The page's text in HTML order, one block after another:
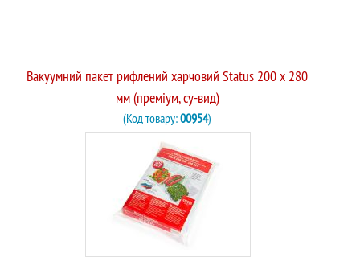
Вакуумний пакет рифлений харчовий Status 200 х 280
мм (преміум, су-вид)
(Код товару:00954)